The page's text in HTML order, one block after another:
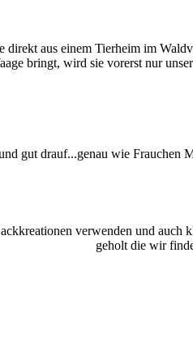
aus einem Tierheim im
bringt, wird sie vorerst nur
gut drauf...genau wie Frauchen
verwenden und auch
geholt die wir